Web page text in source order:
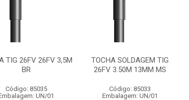
TIG 26FV 26FV 3,5M
BR
Código: 85035
UN/01
TOCHA SOLDAGEM TIG
26FV 3.50M 13MM MS
Código: 85033
Embalagem: UN/01